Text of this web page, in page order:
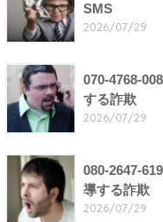
SMS
2026/07/29
070-4768-
する詐欺
2026/07/29
080-2647-
導する詐欺
2026/07/29